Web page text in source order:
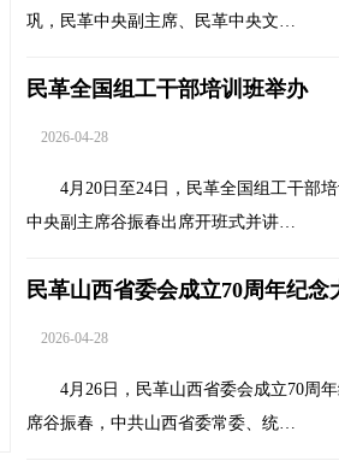
巩，民革中央副主席、民革中央文…
民革全国组工干部培训班举办
2026-04-28
4月20日至24日，民革全国组工干部
中央副主席谷振春出席开班式并讲…
民革山西省委会成立70周年纪念
2026-04-28
4月26日，民革山西省委会成立70周
席谷振春，中共山西省委常委、统…